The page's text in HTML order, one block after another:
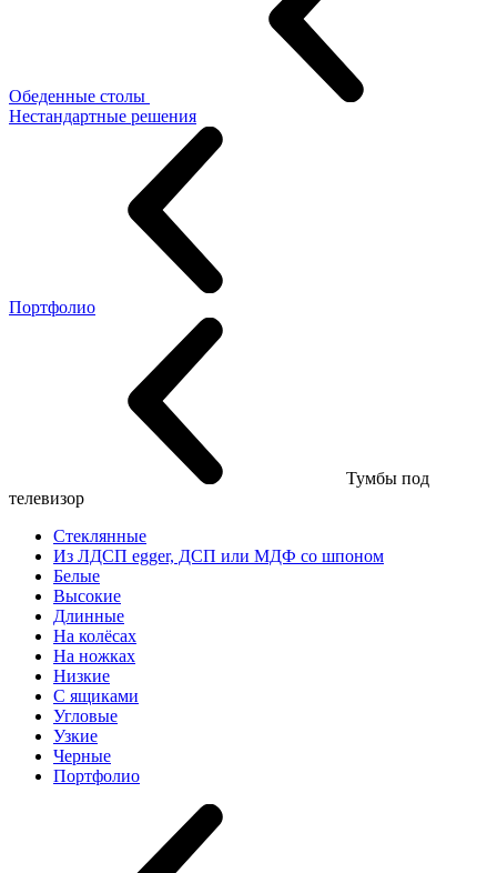
Обеденные столы
Нестандартные решения
Портфолио
Тумбы под
телевизор
Стеклянные
Из ЛДСП egger, ДСП или МДФ со шпоном
Белые
Высокие
Длинные
На колёсах
На ножках
Низкие
С ящиками
Угловые
Узкие
Черные
Портфолио